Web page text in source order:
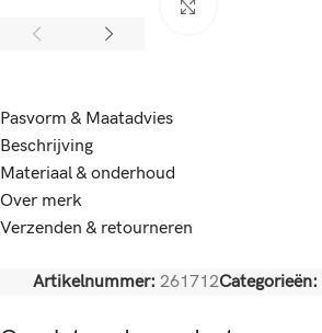
Pasvorm & Maatadvies
Beschrijving
Materiaal & onderhoud
Over merk
Verzenden & retourneren
Artikelnummer: 261712Categorieën: